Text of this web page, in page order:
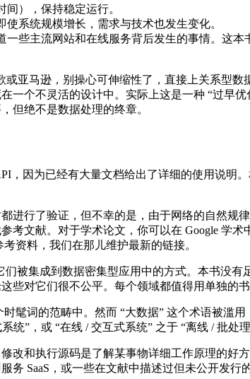
），保持稳定运行。
系统规模增长，需求与技术也发生变化。
些主流网站和在线服务背后发生的事情。这
亚马逊，别操心可伸缩性了，直接上关系型
一个不灵活的设计中。实际上这是一种 “过早
但绝不是数据处理的终章。
，因为已经有大量文档给出了详细的使用说
进行了验证，但不幸的是，由于网络的自然规
考文献。对于学术论文，你可以在 Google 学
资料，我们在那儿维护最新的链接。
们被集成到数据密集型应用中的方式。本书没
些对它们很不公平。每个领域都值得用单独的书
时髦词的范畴中。然而 “大数据” 这个术语被滥
”，或 “在线 / 交互式系统” 之于 “离线 / 批处理
改和执行源码是了解某事物详细工作原理的好
SaaS，或一些在文献中描述过但未公开发行